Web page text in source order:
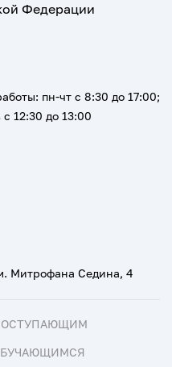
Федерации
Митрофана Седина, 4
пн-чт с 8:30 до 17:00;
12:30 до 13:00